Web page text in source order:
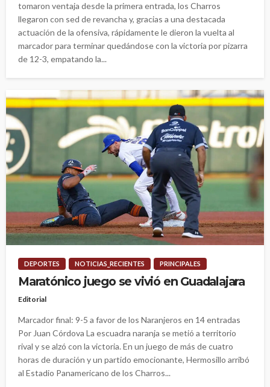
tomaron ventaja desde la primera entrada, los Charros
llegaron con sed de revancha y, gracias a una destacada
actuación de la ofensiva, rápidamente le dieron la vuelta al
marcador para terminar quedándose con la victoria por pizarra
de 12-3, empatando la...
DEPORTES NOTICIAS_RECIENTES PRINCIPALES
Maratónico juego se vivió en Guadalajara
Editorial
Marcador final: 9-5 a favor de los Naranjeros en 14 entradas
Por Juan Córdova La escuadra naranja se metió a territorio
rival y se alzó con la victoria. En un juego de más de cuatro
horas de duración y un partido emocionante, Hermosillo arribó
al Estadio Panamericano de los Charros...